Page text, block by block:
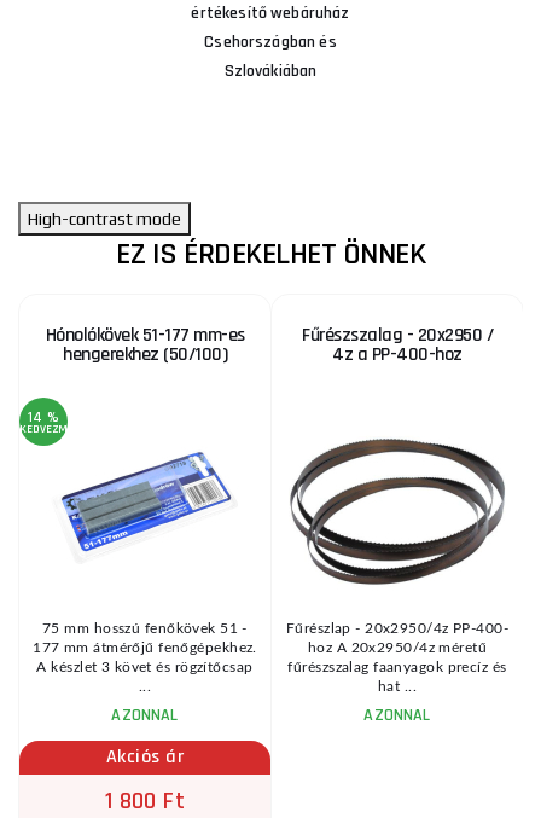
értékesítő webáruház
Csehországban és
Szlovákiában
High-contrast mode
EZ IS ÉRDEKELHET ÖNNEK
Hónolókövek 51-177 mm-es
hengerekhez (50/100)
14 %
KEDVEZMÉNY
75 mm hosszú fenőkövek 51 -
177 mm átmérőjű fenőgépekhez.
A készlet 3 követ és rögzítőcsap
AZONNAL
Akciós ár
1 800 Ft
Fűrészszalag - 20x2950 /
4z a PP-400-hoz
Fűrészlap - 20x2950/4z PP-400-
hoz A 20x2950/4z méretű
fűrészszalag faanyagok precíz és
hat ...
AZONNAL